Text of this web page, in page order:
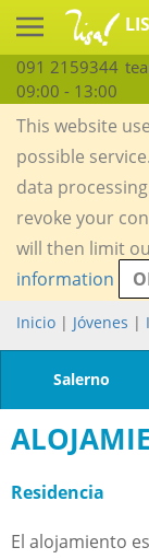
091 2159344
09:00 - 13:00
This website
possible
data
revoke your
will then limit
information
Inicio | Jóvenes |
Salerno
Residencia
El alojamiento